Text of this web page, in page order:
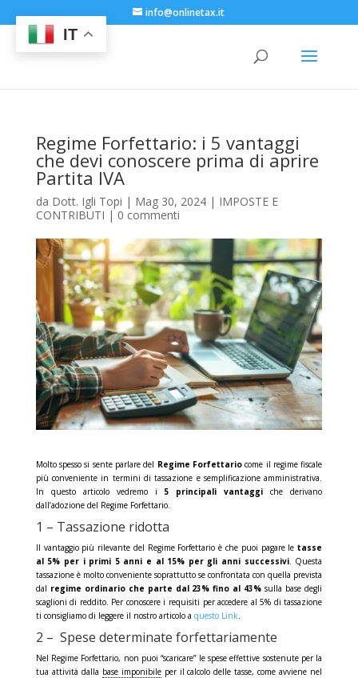
info@onlinetax.it
Regime Forfettario: i 5 vantaggi
che devi conoscere prima di aprire
Partita IVA
da Dott. Igli Topi | Mag 30, 2024| IMPOSTE E
CONTRIBUTI | 0 commenti
Molto spesso si sente parlare del Regime Forfettariocome il regime fiscale
più conveniente in termini di tassazione e semplificazione amministrativa.
In questo articolo vedremo i 5 principali vantaggi che derivano
dall’adozione del Regime Forfettario.
1 – Tassazione ridotta
Il vantaggio più rilevante del Regime Forfettario è che puoi pagare letasse
al 5% per i primi 5 anni e al 15% per gli anni successivi. Questa
tassazione è molto conveniente soprattutto se confrontata con quella prevista
dal regime ordinario che parte dal 23% fino al 43% sulla base degli
scaglioni di reddito. Per conoscere i requisiti per accedere al 5% di tassazione
ti consigliamo di leggere il nostro articolo a questo Link.
2 – Spese determinate forfettariamente
Nel Regime Forfettario, non puoi “scaricare” le spese effettive sostenute per la
tua attività dalla base imponibileper il calcolo delle tasse, come avviene nel
IT